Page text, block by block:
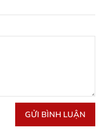
GỬI BÌNH LUẬN